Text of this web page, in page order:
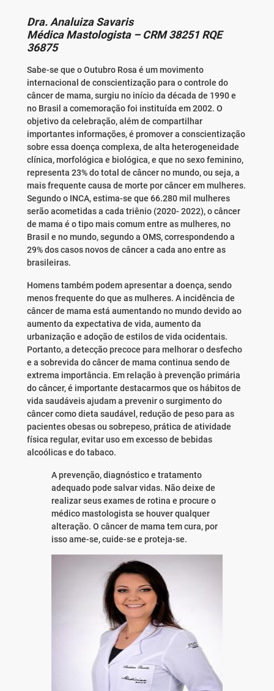
Dra. Analuiza Savaris
Médica Mastologista – CRM 38251 RQE
36875
Sabe-se que o Outubro Rosa é um movimento
internacional de conscientização para o controle do
câncer de mama, surgiu no início da década de 1990 e
no Brasil a comemoração foi instituída em 2002. O
objetivo da celebração, além de compartilhar
importantes informações, é promover a conscientização
sobre essa doença complexa, de alta heterogeneidade
clínica, morfológica e biológica, e que no sexo feminino,
representa 23% do total de câncer no mundo, ou seja, a
mais frequente causa de morte por câncer em mulheres.
Segundo o INCA, estima-se que 66.280 mil mulheres
serão acometidas a cada triênio (2020- 2022), o câncer
de mama é o tipo mais comum entre as mulheres, no
Brasil e no mundo, segundo a OMS, correspondendo a
29% dos casos novos de câncer a cada ano entre as
brasileiras.
Homens também podem apresentar a doença, sendo
menos frequente do que as mulheres. A incidência de
câncer de mama está aumentando no mundo devido ao
aumento da expectativa de vida, aumento da
urbanização e adoção de estilos de vida ocidentais.
Portanto, a detecção precoce para melhorar o desfecho
e a sobrevida do câncer de mama continua sendo de
extrema importância. Em relação à prevenção primária
do câncer, é importante destacarmos que os hábitos de
vida saudáveis ajudam a prevenir o surgimento do
câncer como dieta saudável, redução de peso para as
pacientes obesas ou sobrepeso, prática de atividade
física regular, evitar uso em excesso de bebidas
alcoólicas e do tabaco.
A prevenção, diagnóstico e tratamento
adequado pode salvar vidas. Não deixe de
realizar seus exames de rotina e procure o
médico mastologista se houver qualquer
alteração. O câncer de mama tem cura, por
isso ame-se, cuide-se e proteja-se.